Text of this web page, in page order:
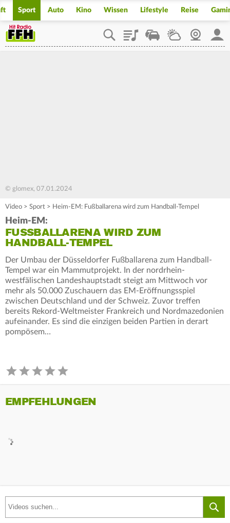
Sport Auto Kino Wissen Lifestyle Reise
PlaylistStaupilotWetterWebcam
© glomex, 07.01.2024
Video > Sport > Heim-EM: Fußballarena wird zum Handball-Tempel
Heim-EM:
FUSSBALLARENA WIRD ZUM H
ANDBALL-TEMPEL
Der Umbau der Düsseldorfer Fußballarena zum Handball-
Tempel war ein Mammutprojekt. In der nordrhein-
westfälischen Landeshauptstadt steigt am Mittwoch vor
mehr als 50.000 Zuschauern das EM-Eröffnungsspiel
zwischen Deutschland und der Schweiz. Zuvor treffen
bereits Rekord-Weltmeister Frankreich und Nordmazedonien
aufeinander. Es sind die einzigen beiden Partien in derart
pompösem…
EMPFEHLUNGEN